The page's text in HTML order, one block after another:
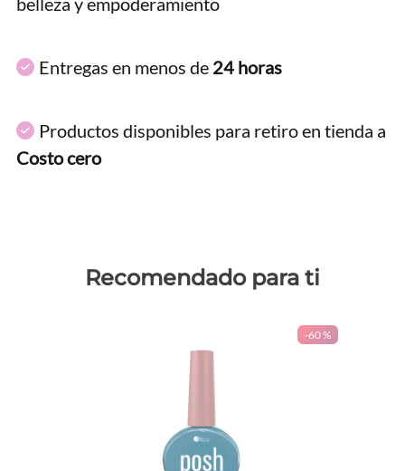
Entregas en menos de 24 horas
Productos disponibles para retiro en tienda a
Costo cero
Recomendado para ti
-60 %